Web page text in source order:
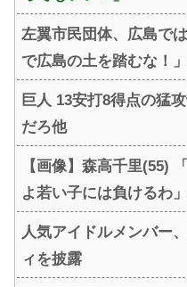
左翼市民団体、広島で
で広島の土を踏むな！
巨人 13安打8得点の猛
だろ他
【画像】森高千里(55)
よ若い子には負けるわ
人気アイドルメンバー
ィを披露